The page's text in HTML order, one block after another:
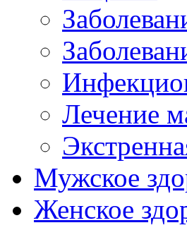
Лечение
Мужское
Женское